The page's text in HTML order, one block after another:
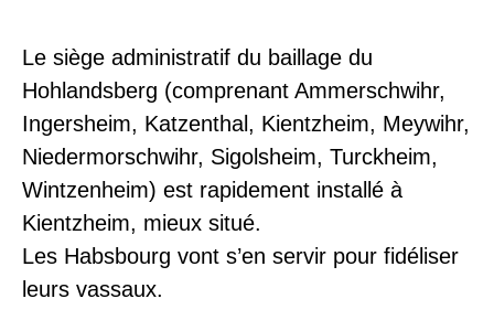
Le siège administratif du baillage du
Hohlandsberg (comprenant Ammerschwihr,
Ingersheim, Katzenthal, Kientzheim, Meywihr,
Niedermorschwihr, Sigolsheim, Turckheim,
Wintzenheim) est rapidement installé à
Kientzheim, mieux situé.
Les Habsbourg vont s’en servir pour fidéliser
leurs vassaux.